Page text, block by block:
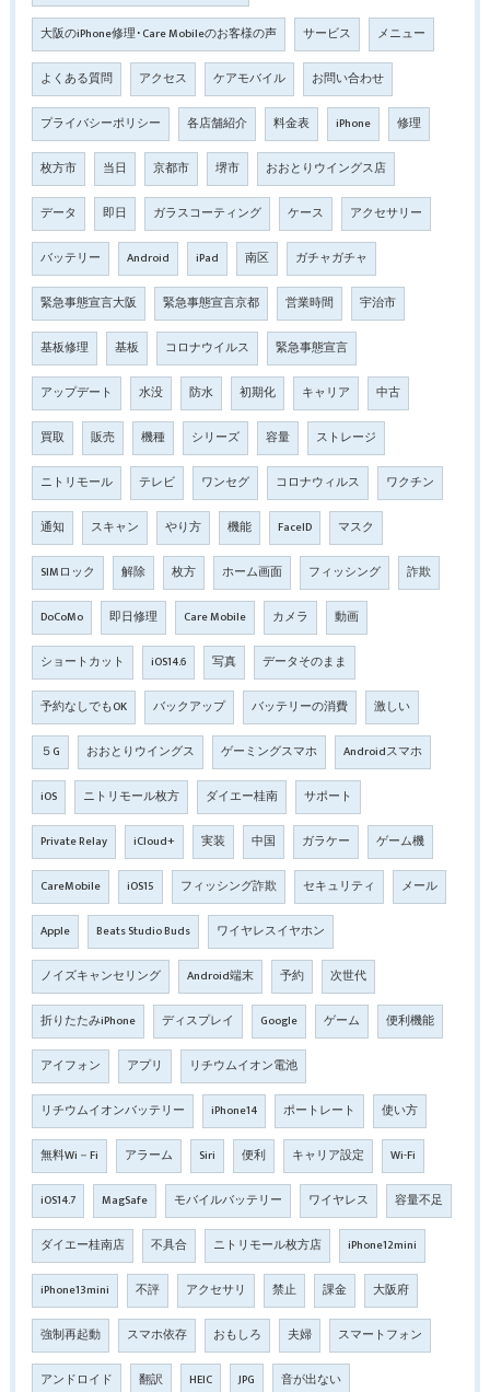
大阪のiPhone修理･Care Mobileのお客様の声 サービス メニュー
よくある質問 アクセス ケアモバイル お問い合わせ
プライバシーポリシー 各店舗紹介 料金表 iPhone 修理
枚方市 当日 京都市 堺市 おおとりウイングス店
データ 即日 ガラスコーティング ケース アクセサリー
バッテリー Android iPad 南区 ガチャガチャ
緊急事態宣言大阪 緊急事態宣言京都 営業時間 宇治市
基板修理 基板 コロナウイルス 緊急事態宣言
アップデート 水没 防水 初期化 キャリア 中古
買取 販売 機種 シリーズ 容量 ストレージ
ニトリモール テレビ ワンセグ コロナウィルス ワクチン
通知 スキャン やり方 機能 FaceID マスク
SIMロック 解除 枚方 ホーム画面 フィッシング 詐欺
DoCoMo 即日修理 Care Mobile カメラ 動画
ショートカット iOS14.6 写真 データそのまま
予約なしでもOK バックアップ バッテリーの消費 激しい
５G おおとりウイングス ゲーミングスマホ Androidスマホ
iOS ニトリモール枚方 ダイエー桂南 サポート
Private Relay iCloud+ 実装 中国 ガラケー ゲーム機
CareMobile iOS15 フィッシング詐欺 セキュリティ メール
Apple Beats Studio Buds ワイヤレスイヤホン
ノイズキャンセリング Android端末 予約 次世代
折りたたみiPhone ディスプレイ Google ゲーム 便利機能
アイフォン アプリ リチウムイオン電池
リチウムイオンバッテリー iPhone14 ポートレート 使い方
無料Wi－Fi アラーム Siri 便利 キャリア設定 Wi-Fi
iOS14.7 MagSafe モバイルバッテリー ワイヤレス 容量不足
ダイエー桂南店 不具合 ニトリモール枚方店 iPhone12mini
iPhone13mini 不評 アクセサリ 禁止 課金 大阪府
強制再起動 スマホ依存 おもしろ 夫婦 スマートフォン
アンドロイド 翻訳 HEIC JPG 音が出ない